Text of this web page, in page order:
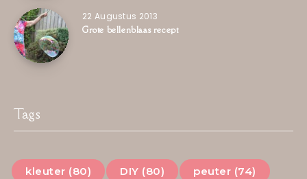
22 Augustus 2013
Grote bellenblaas recept
Tags
kleuter (80) DIY (80) peuter (74)